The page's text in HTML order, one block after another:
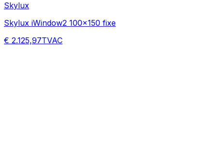
Skylux
Skylux iWindow2 100x150 fixe
€ 2.125,97TVAC